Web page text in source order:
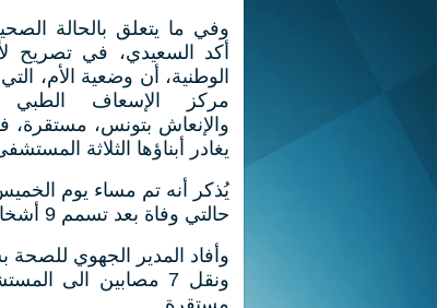
وفي ما يتعلق بالحالة
أكد السعيدي، في تصريح
الوطنية، أن وضعية الأم،
مركز الإسعاف الطبي
والإنعاش بتونس، مستقرة،
يغادر أبناؤها الثلاثة
يُذكر أنه تم مساء يوم
حالتي وفاة بعد تسمم 9 أشخاص من عائلة واحدة.
وأفاد المدير الجهوي للصحة
ونقل 7 مصابين الى